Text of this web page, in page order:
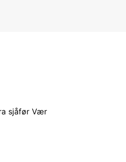
sjåfør Vær